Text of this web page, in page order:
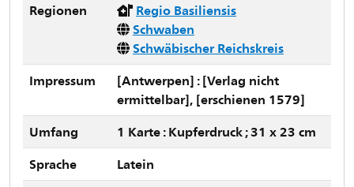
Regionen
Regio Basiliensis
Schwaben
Schwäbischer Reichskreis
Impressum
[Antwerpen] : [Verlag nicht
ermittelbar], [erschienen 1579]
Umfang
1 Karte : Kupferdruck ; 31 x 23 cm
Sprache
Latein